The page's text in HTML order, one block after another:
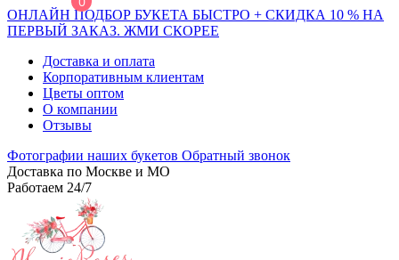
ОНЛАЙН ПОДБОР БУКЕТА БЫСТРО + СКИДКА 10 % НА
ПЕРВЫЙ ЗАКАЗ. ЖМИ СКОРЕЕ
Доставка и оплата
Корпоративным клиентам
Цветы оптом
О компании
Отзывы
Фотографии наших букетов Обратный звонок
Доставка по Москве и МО
Работаем 24/7